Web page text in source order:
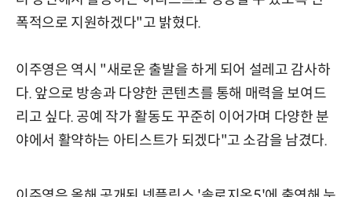
폭적으로 지원하겠다"고 밝혔다.
이주영은 역시 "새로운 출발을 하게 되어 설레고 감사하
다. 앞으로 방송과 다양한 콘텐츠를 통해 매력을 보여드
리고 싶다. 공예 작가 활동도 꾸준히 이어가며 다양한 분
야에서 활약하는 아티스트가 되겠다"고 소감을 남겼다.